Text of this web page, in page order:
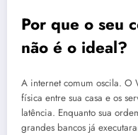
Por que o seu
não é o ideal?
A internet comum oscila. O
física entre sua casa e os
latência. Enquanto sua
grandes bancos já